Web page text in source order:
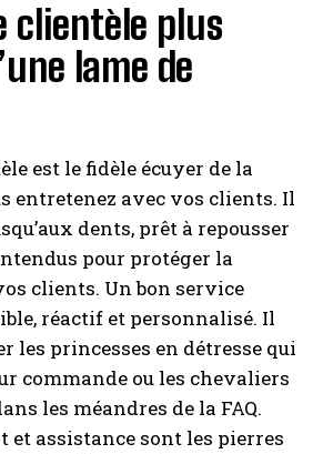
clientèle plus
lame de
est le fidèle écuyer de la
entretenez avec vos clients. Il
dents, prêt à repousser
pour protéger la
clients. Un bon service
réactif et personnalisé. Il
les princesses en détresse qui
commande ou les chevaliers
les méandres de la FAQ.
et assistance sont les pierres